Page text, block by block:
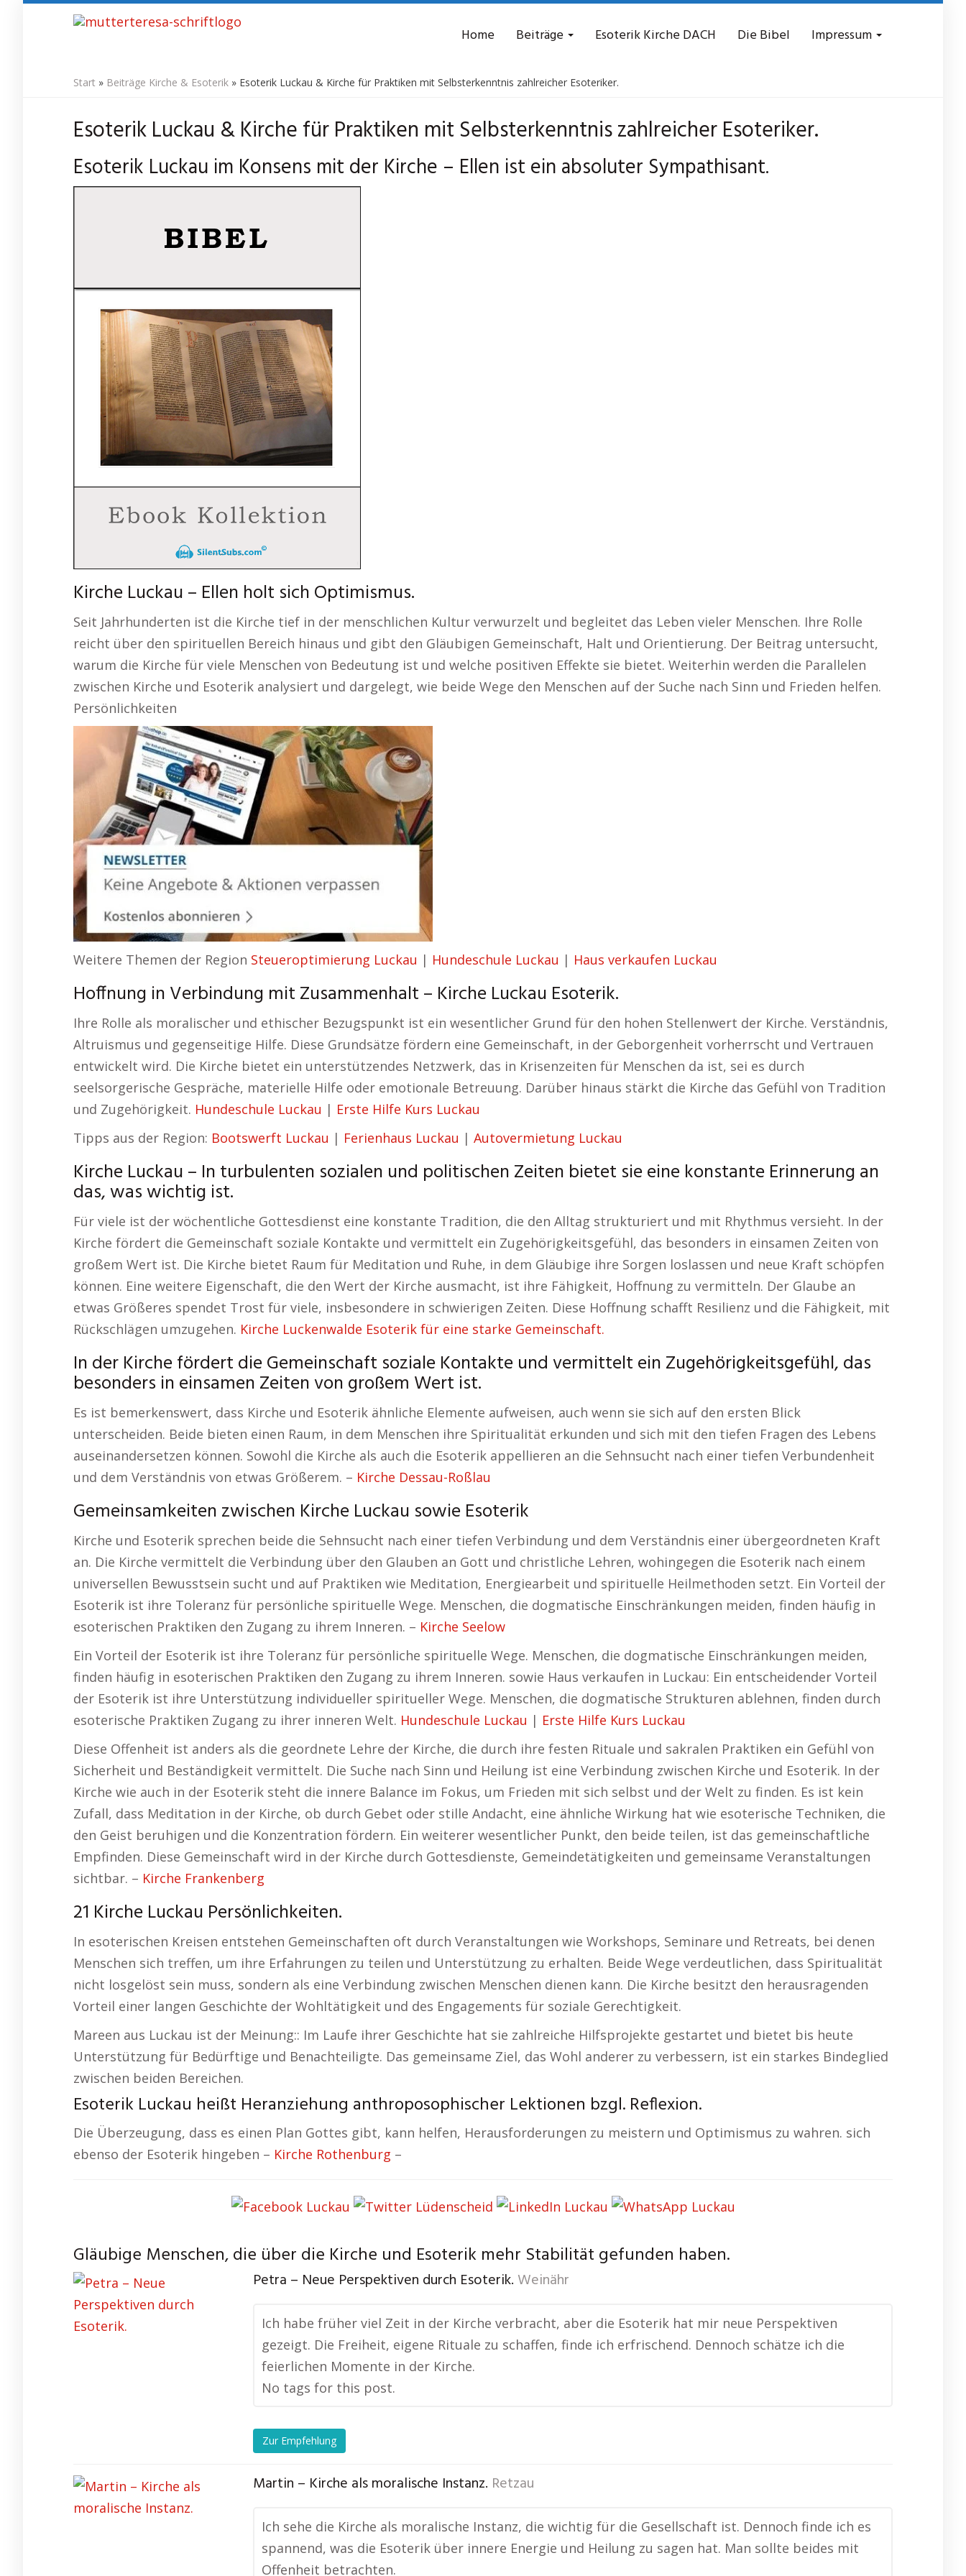
Home Beiträge Esoterik Kirche DACH Die Bibel Impressum
Start » Beiträge Kirche & Esoterik » Esoterik Luckau & Kirche für Praktiken mit Selbsterkenntnis zahlreicher Esoteriker.
Esoterik Luckau & Kirche für Praktiken mit Selbsterkenntnis zahlreicher Esoteriker.
Esoterik Luckau im Konsens mit der Kirche – Ellen ist ein absoluter Sympathisant.
Kirche Luckau – Ellen holt sich Optimismus.
Seit Jahrhunderten ist die Kirche tief in der menschlichen Kultur verwurzelt und begleitet das Leben vieler Menschen. Ihre Rolle
reicht über den spirituellen Bereich hinaus und gibt den Gläubigen Gemeinschaft, Halt und Orientierung. Der Beitrag untersucht,
warum die Kirche für viele Menschen von Bedeutung ist und welche positiven Effekte sie bietet. Weiterhin werden die Parallelen
zwischen Kirche und Esoterik analysiert und dargelegt, wie beide Wege den Menschen auf der Suche nach Sinn und Frieden helfen.
Persönlichkeiten
Weitere Themen der Region Steueroptimierung Luckau | Hundeschule Luckau | Haus verkaufen Luckau
Hoffnung in Verbindung mit Zusammenhalt – Kirche Luckau Esoterik.
Ihre Rolle als moralischer und ethischer Bezugspunkt ist ein wesentlicher Grund für den hohen Stellenwert der Kirche. Verständnis,
Altruismus und gegenseitige Hilfe. Diese Grundsätze fördern eine Gemeinschaft, in der Geborgenheit vorherrscht und Vertrauen
entwickelt wird. Die Kirche bietet ein unterstützendes Netzwerk, das in Krisenzeiten für Menschen da ist, sei es durch
seelsorgerische Gespräche, materielle Hilfe oder emotionale Betreuung. Darüber hinaus stärkt die Kirche das Gefühl von Tradition
und Zugehörigkeit. Hundeschule Luckau | Erste Hilfe Kurs Luckau
Tipps aus der Region: Bootswerft Luckau | Ferienhaus Luckau | Autovermietung Luckau
Kirche Luckau – In turbulenten sozialen und politischen Zeiten bietet sie eine konstante Erinnerung an
das, was wichtig ist.
Für viele ist der wöchentliche Gottesdienst eine konstante Tradition, die den Alltag strukturiert und mit Rhythmus versieht. In der
Kirche fördert die Gemeinschaft soziale Kontakte und vermittelt ein Zugehörigkeitsgefühl, das besonders in einsamen Zeiten von
großem Wert ist. Die Kirche bietet Raum für Meditation und Ruhe, in dem Gläubige ihre Sorgen loslassen und neue Kraft schöpfen
können. Eine weitere Eigenschaft, die den Wert der Kirche ausmacht, ist ihre Fähigkeit, Hoffnung zu vermitteln. Der Glaube an
etwas Größeres spendet Trost für viele, insbesondere in schwierigen Zeiten. Diese Hoffnung schafft Resilienz und die Fähigkeit, mit
Rückschlägen umzugehen. Kirche Luckenwalde Esoterik für eine starke Gemeinschaft.
In der Kirche fördert die Gemeinschaft soziale Kontakte und vermittelt ein Zugehörigkeitsgefühl, das
besonders in einsamen Zeiten von großem Wert ist.
Es ist bemerkenswert, dass Kirche und Esoterik ähnliche Elemente aufweisen, auch wenn sie sich auf den ersten Blick
unterscheiden. Beide bieten einen Raum, in dem Menschen ihre Spiritualität erkunden und sich mit den tiefen Fragen des Lebens
auseinandersetzen können. Sowohl die Kirche als auch die Esoterik appellieren an die Sehnsucht nach einer tiefen Verbundenheit
und dem Verständnis von etwas Größerem. – Kirche Dessau-Roßlau
Gemeinsamkeiten zwischen Kirche Luckau sowie Esoterik
Kirche und Esoterik sprechen beide die Sehnsucht nach einer tiefen Verbindung und dem Verständnis einer übergeordneten Kraft
an. Die Kirche vermittelt die Verbindung über den Glauben an Gott und christliche Lehren, wohingegen die Esoterik nach einem
universellen Bewusstsein sucht und auf Praktiken wie Meditation, Energiearbeit und spirituelle Heilmethoden setzt. Ein Vorteil der
Esoterik ist ihre Toleranz für persönliche spirituelle Wege. Menschen, die dogmatische Einschränkungen meiden, finden häufig in
esoterischen Praktiken den Zugang zu ihrem Inneren. – Kirche Seelow
Ein Vorteil der Esoterik ist ihre Toleranz für persönliche spirituelle Wege. Menschen, die dogmatische Einschränkungen meiden,
finden häufig in esoterischen Praktiken den Zugang zu ihrem Inneren. sowie Haus verkaufen in Luckau: Ein entscheidender Vorteil
der Esoterik ist ihre Unterstützung individueller spiritueller Wege. Menschen, die dogmatische Strukturen ablehnen, finden durch
esoterische Praktiken Zugang zu ihrer inneren Welt. Hundeschule Luckau | Erste Hilfe Kurs Luckau
Diese Offenheit ist anders als die geordnete Lehre der Kirche, die durch ihre festen Rituale und sakralen Praktiken ein Gefühl von
Sicherheit und Beständigkeit vermittelt. Die Suche nach Sinn und Heilung ist eine Verbindung zwischen Kirche und Esoterik. In der
Kirche wie auch in der Esoterik steht die innere Balance im Fokus, um Frieden mit sich selbst und der Welt zu finden. Es ist kein
Zufall, dass Meditation in der Kirche, ob durch Gebet oder stille Andacht, eine ähnliche Wirkung hat wie esoterische Techniken, die
den Geist beruhigen und die Konzentration fördern. Ein weiterer wesentlicher Punkt, den beide teilen, ist das gemeinschaftliche
Empfinden. Diese Gemeinschaft wird in der Kirche durch Gottesdienste, Gemeindetätigkeiten und gemeinsame Veranstaltungen
sichtbar. – Kirche Frankenberg
21 Kirche Luckau Persönlichkeiten.
In esoterischen Kreisen entstehen Gemeinschaften oft durch Veranstaltungen wie Workshops, Seminare und Retreats, bei denen
Menschen sich treffen, um ihre Erfahrungen zu teilen und Unterstützung zu erhalten. Beide Wege verdeutlichen, dass Spiritualität
nicht losgelöst sein muss, sondern als eine Verbindung zwischen Menschen dienen kann. Die Kirche besitzt den herausragenden
Vorteil einer langen Geschichte der Wohltätigkeit und des Engagements für soziale Gerechtigkeit.
Mareen aus Luckau ist der Meinung:: Im Laufe ihrer Geschichte hat sie zahlreiche Hilfsprojekte gestartet und bietet bis heute
Unterstützung für Bedürftige und Benachteiligte. Das gemeinsame Ziel, das Wohl anderer zu verbessern, ist ein starkes Bindeglied
zwischen beiden Bereichen.
Esoterik Luckau heißt Heranziehung anthroposophischer Lektionen bzgl. Reflexion.
Die Überzeugung, dass es einen Plan Gottes gibt, kann helfen, Herausforderungen zu meistern und Optimismus zu wahren. sich
ebenso der Esoterik hingeben – Kirche Rothenburg –
Gläubige Menschen, die über die Kirche und Esoterik mehr Stabilität gefunden haben.
Petra – Neue Perspektiven durch Esoterik. Weinähr
Ich habe früher viel Zeit in der Kirche verbracht, aber die Esoterik hat mir neue Perspektiven
gezeigt. Die Freiheit, eigene Rituale zu schaffen, finde ich erfrischend. Dennoch schätze ich die
feierlichen Momente in der Kirche.
No tags for this post.
Zur Empfehlung
Martin – Kirche als moralische Instanz. Retzau
Ich sehe die Kirche als moralische Instanz, die wichtig für die Gesellschaft ist. Dennoch finde ich es
spannend, was die Esoterik über innere Energie und Heilung zu sagen hat. Man sollte beides mit
Offenheit betrachten.